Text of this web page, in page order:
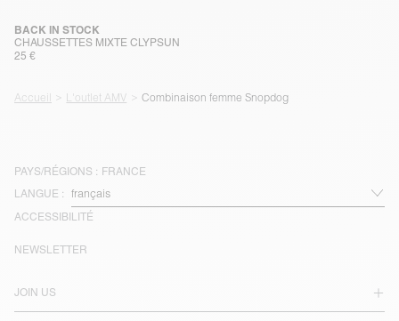
CHAUSSETTES MIXTE CLYPSUN
BACK IN STOCK
25 €
Accueil L'outlet AMV Combinaison femme Snopdog
PAYS/RÉGIONS : FRANCE
LANGUE :
ACCESSIBILITÉ
JOIN US
NEWSLETTER